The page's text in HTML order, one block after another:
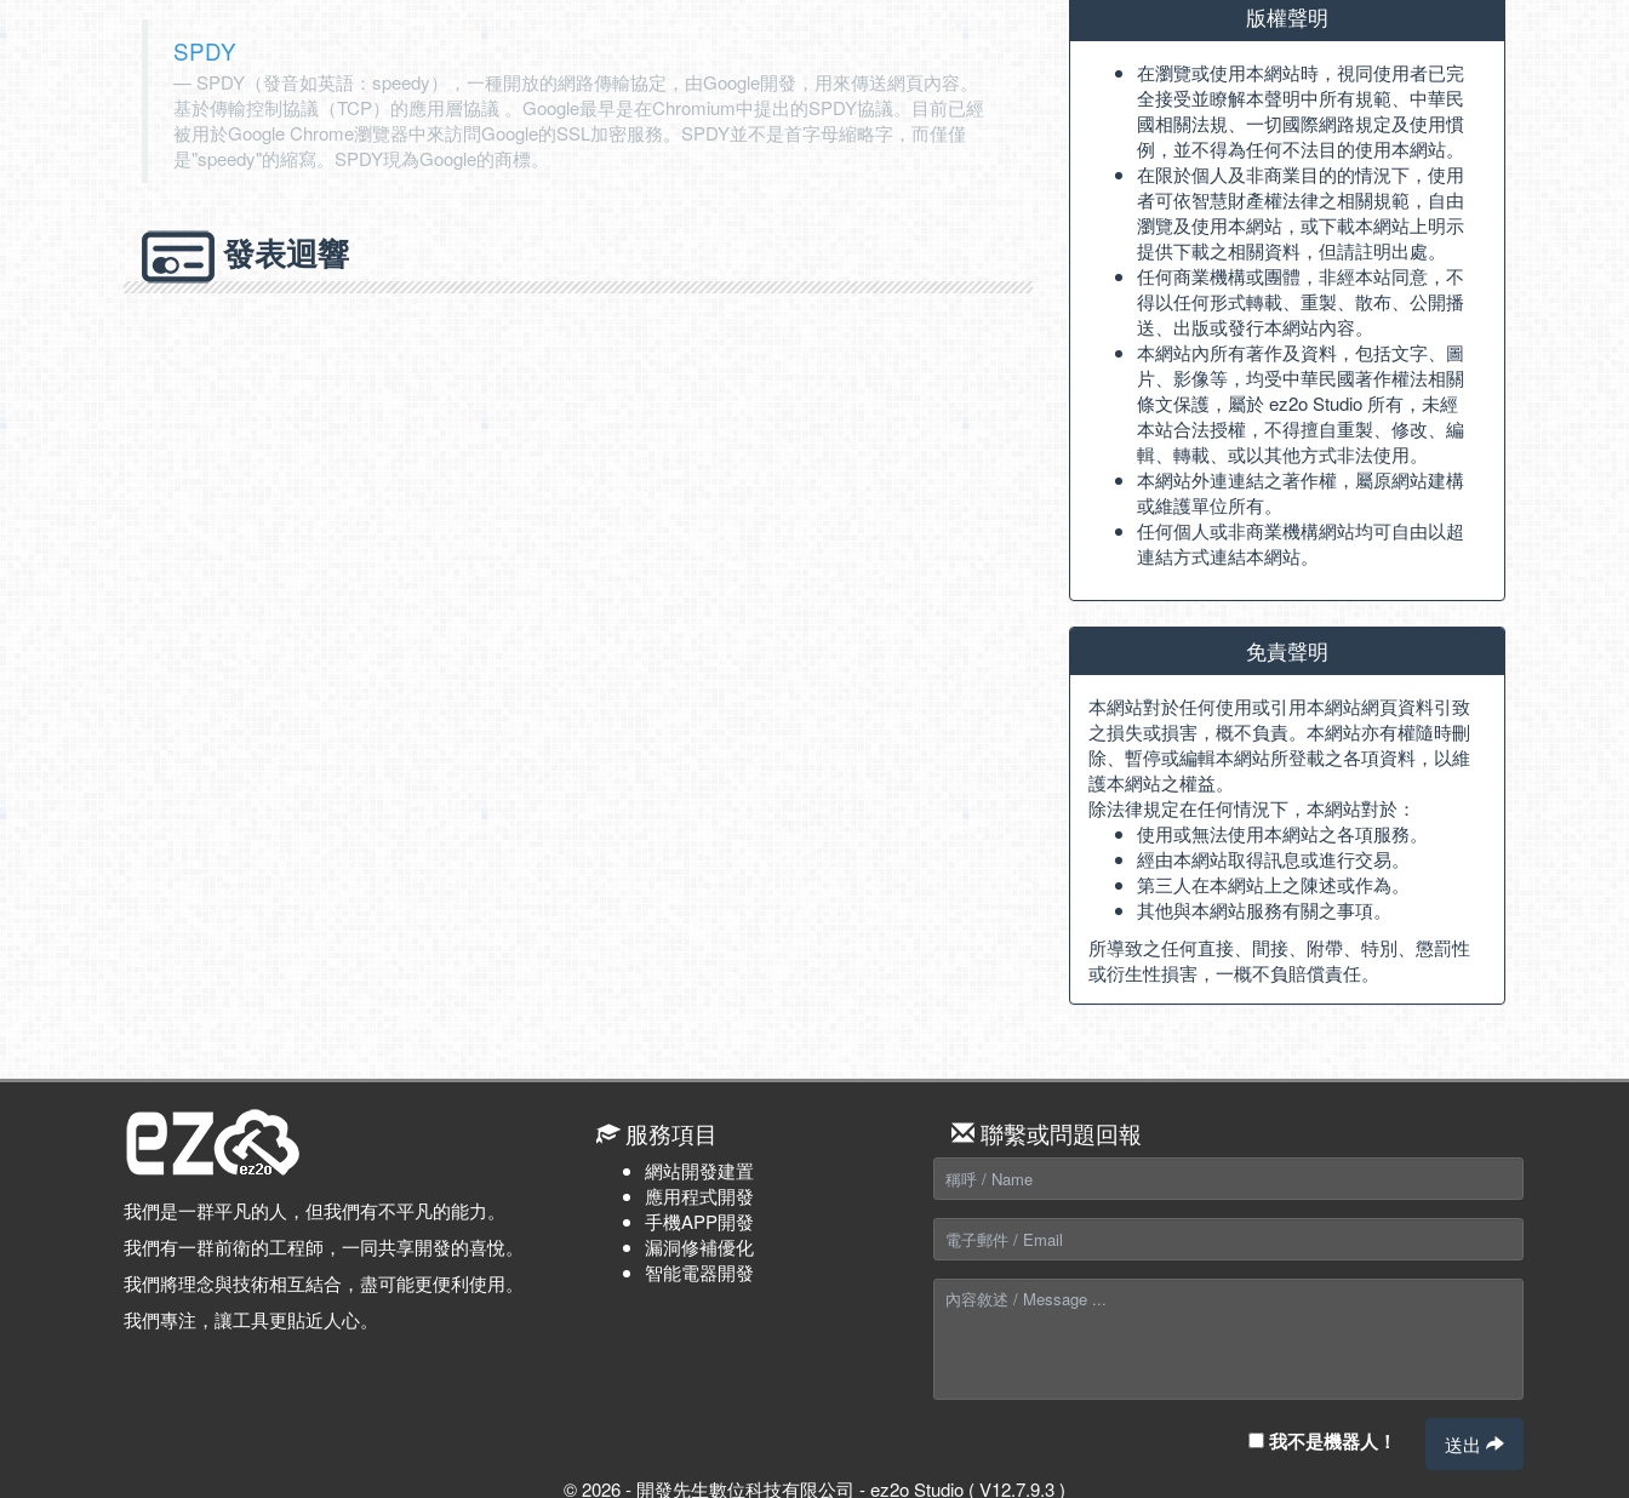
SPDY
SPDY（發音如英語：speedy），一種開放的網路傳輸協定，由Google開發，用來傳送網頁內容。
基於傳輸控制協議（TCP）的應用層協議 。Google最早是在Chromium中提出的SPDY協議。目前已經
被用於Google Chrome瀏覽器中來訪問Google的SSL加密服務。SPDY並不是首字母縮略字，而僅僅
是"speedy"的縮寫。SPDY現為Google的商標。
發表迴響
版權聲明
在瀏覽或使用本網站時，視同使用者已完
全接受並瞭解本聲明中所有規範、中華民
國相關法規、一切國際網路規定及使用慣
例，並不得為任何不法目的使用本網站。
在限於個人及非商業目的的情況下，使用
者可依智慧財產權法律之相關規範，自由
瀏覽及使用本網站，或下載本網站上明示
提供下載之相關資料，但請註明出處。
任何商業機構或團體，非經本站同意，不
得以任何形式轉載、重製、散布、公開播
送、出版或發行本網站內容。
本網站內所有著作及資料，包括文字、圖
片、影像等，均受中華民國著作權法相關
條文保護，屬於 ez2o Studio 所有，未經
本站合法授權，不得擅自重製、修改、編
輯、轉載、或以其他方式非法使用。
本網站外連連結之著作權，屬原網站建構
或維護單位所有。
任何個人或非商業機構網站均可自由以超
連結方式連結本網站。
免責聲明
本網站對於任何使用或引用本網站網頁資料引致
之損失或損害，概不負責。本網站亦有權隨時刪
除、暫停或編輯本網站所登載之各項資料，以維
護本網站之權益。
除法律規定在任何情況下，本網站對於：
使用或無法使用本網站之各項服務。
經由本網站取得訊息或進行交易。
第三人在本網站上之陳述或作為。
其他與本網站服務有關之事項。
所導致之任何直接、間接、附帶、特別、懲罰性
或衍生性損害，一概不負賠償責任。
我們是一群平凡的人，但我們有不平凡的能力。
我們有一群前衛的工程師，一同共享開發的喜悅。
我們將理念與技術相互結合，盡可能更便利使用。
我們專注，讓工具更貼近人心。
服務項目
網站開發建置
應用程式開發
手機APP開發
漏洞修補優化
智能電器開發
聯繫或問題回報
我不是機器人！
送出
© 2026 - 開發先生數位科技有限公司 - ez2o Studio ( V12.7.9.3 )